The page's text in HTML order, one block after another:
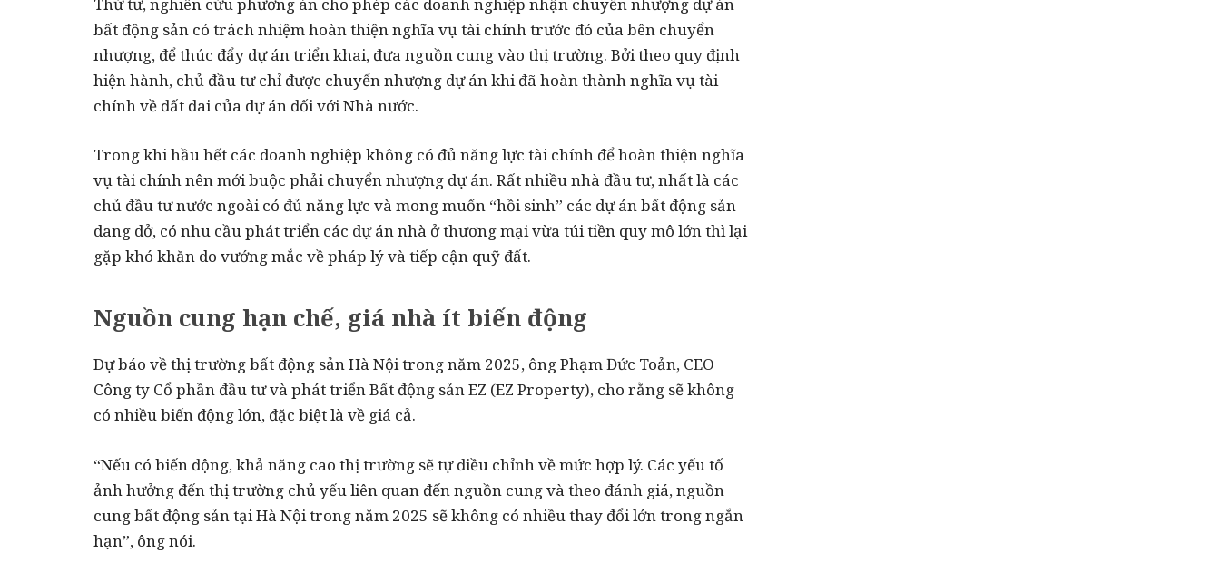
bất động sản có trách nhiệm hoàn thiện nghĩa vụ tài chính trước đó của bên chuyển
nhượng, để thúc đẩy dự án triển khai, đưa nguồn cung vào thị trường. Bởi theo quy định
hiện hành, chủ đầu tư chỉ được chuyển nhượng dự án khi đã hoàn thành nghĩa vụ tài
chính về đất đai của dự án đối với Nhà nước.
Trong khi hầu hết các doanh nghiệp không có đủ năng lực tài chính để hoàn thiện nghĩa
vụ tài chính nên mới buộc phải chuyển nhượng dự án. Rất nhiều nhà đầu tư, nhất là các
chủ đầu tư nước ngoài có đủ năng lực và mong muốn “hồi sinh” các dự án bất động sản
dang dở, có nhu cầu phát triển các dự án nhà ở thương mại vừa túi tiền quy mô lớn thì lại
gặp khó khăn do vướng mắc về pháp lý và tiếp cận quỹ đất.
Nguồn cung hạn chế, giá nhà ít biến động
Dự báo về thị trường bất động sản Hà Nội trong năm 2025, ông Phạm Đức Toản, CEO
Công ty Cổ phần đầu tư và phát triển Bất động sản EZ (EZ Property), cho rằng sẽ không
có nhiều biến động lớn, đặc biệt là về giá cả.
“Nếu có biến động, khả năng cao thị trường sẽ tự điều chỉnh về mức hợp lý. Các yếu tố
ảnh hưởng đến thị trường chủ yếu liên quan đến nguồn cung và theo đánh giá, nguồn
cung bất động sản tại Hà Nội trong năm 2025 sẽ không có nhiều thay đổi lớn trong ngắn
hạn”, ông nói.